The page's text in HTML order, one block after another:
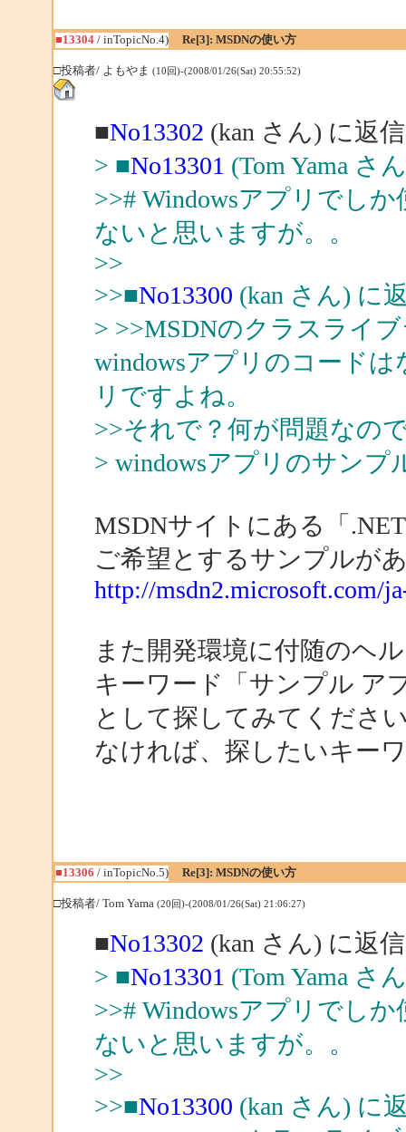
■13304/ inTopicNo.4) Re[3]: MSDNの使い方
□投稿者/ よもやま (10回)-(2008/01/26(Sat) 20:55:52)
■No13302 (kan さん) に返信
> ■No13301 (Tom Yama さ
>># Windowsアプリでし
ないと思いますが。。
>>
>>■No13300 (kan さん) に
> >>MSDNのクラスライ
windowsアプリのコード
リですよね。
>>それで？何が問題なの
> windowsアプリのサン
MSDNサイトにある「
ご希望とするサンプルが
http://msdn2.microsoft.com/
また開発環境に付随のヘ
キーワード「サンプル ア
として探してみてくださ
なければ、探したいキー
■13306 / inTopicNo.5) Re[3]: MSDNの使い方
□投稿者/ Tom Yama (20回)-(2008/01/26(Sat) 21:06:27)
■No13302 (kan さん) に返信
> ■No13301 (Tom Yama さ
>># Windowsアプリでし
ないと思いますが。。
>>
>>■No13300 (kan さん) に